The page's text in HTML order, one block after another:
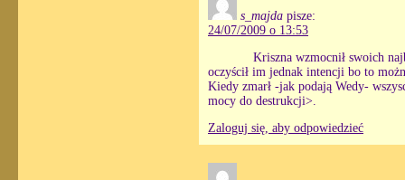
s_majda pisze:
24/07/2009 o 13:53
Kriszna wzmocnił swoich
oczyścił im jednak intencji bo to
Kiedy zmarł -jak podają Wedy-
mocy do destrukcji>.
Zaloguj się, aby odpowiedzieć